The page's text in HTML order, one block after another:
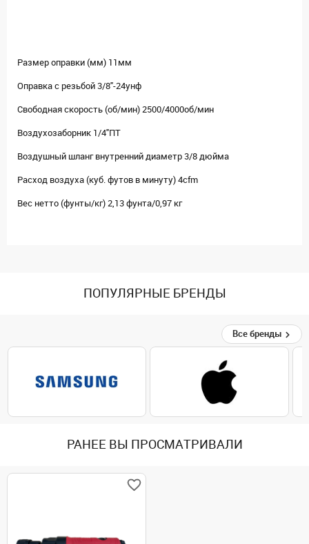
Размер оправки (мм) 11мм
Оправка с резьбой 3/8"-24унф
Свободная скорость (об/мин) 2500/4000об/мин
Воздухозаборник 1/4"ПТ
Воздушный шланг внутренний диаметр 3/8 дюйма
Расход воздуха (куб. футов в минуту) 4cfm
Вес нетто (фунты/кг) 2,13 фунта/0,97 кг
ПОПУЛЯРНЫЕ БРЕНДЫ
Все бренды
РАНЕЕ ВЫ ПРОСМАТРИВАЛИ